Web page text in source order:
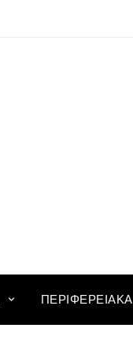
ΠΕΡΙΦΕΡΕΙΑΚΆ